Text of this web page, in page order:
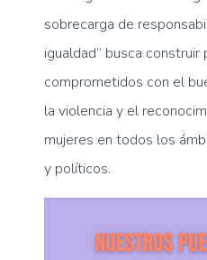
sobrecarga de
igualdad” busca
comprometidos con el
la violencia y el
mujeres en todos los
y políticos.